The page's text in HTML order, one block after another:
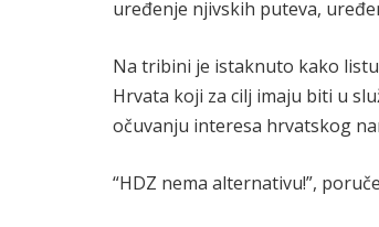
uređenje njivskih puteva,
Na tribini je istaknuto kako
Hrvata koji za cilj imaju biti u
očuvanju interesa hrvatskog
“HDZ nema alternativu!”,